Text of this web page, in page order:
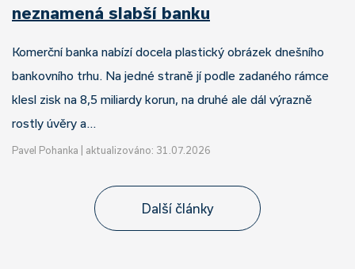
neznamená slabší banku
Komerční banka nabízí docela plastický obrázek dnešního
bankovního trhu. Na jedné straně jí podle zadaného rámce
klesl zisk na 8,5 miliardy korun, na druhé ale dál výrazně
rostly úvěry a…
Pavel Pohanka aktualizováno: 31.07.2026
Další články